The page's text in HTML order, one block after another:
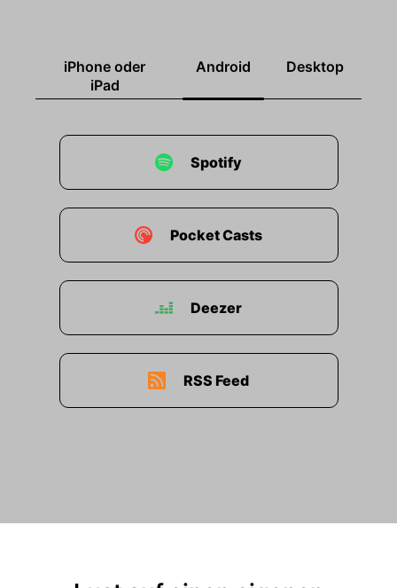
iPhone oder
iPad
Android Desktop
Spotify
Pocket Casts
Deezer
RSS Feed